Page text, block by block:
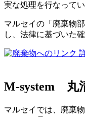
実な処理を行なってい
マルセイの「廃棄物
し、法律に基づいた
M-system 丸
マルセイでは、廃棄